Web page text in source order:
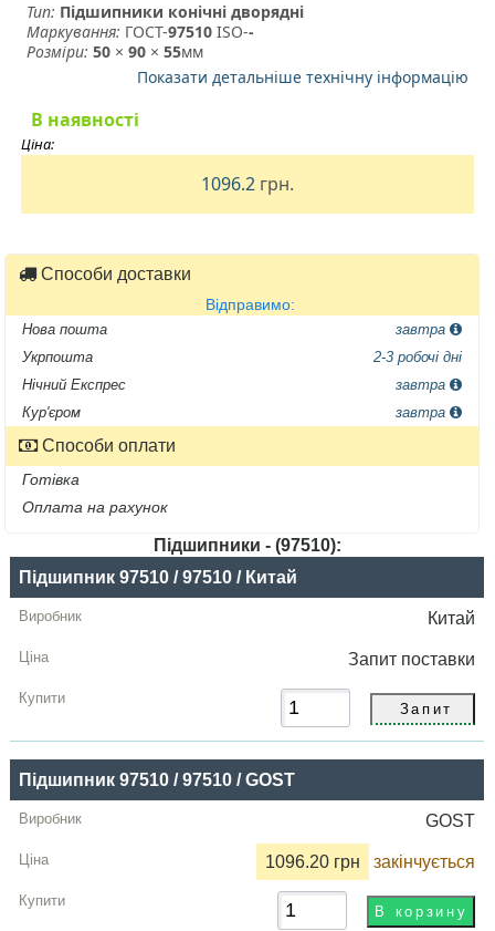
Тип: Підшипники конічні дворядні
Маркування: ГОСТ-97510 ­ ISO--
Розміри: 50 ×90 ×55мм
Показати детальніше технічну інформацію
В наявності
Ціна:
1096.2 грн.
Способи доставки
Відправимо:
Нова пошта
завтра
Укрпошта
2-3 робочі дні
Нічний Експрес
завтра
Кур'єром
завтра
Способи оплати
Готівка
Оплата на рахунок
Підшипники - (97510):
Назва
Виробник
Радіальний
грн
Купити
Підшипник 97510 / 97510 / Китай
Китай
Запит поставки
Підшипник 97510 / 97510 / GOST
GOST
1096.20 грн закінчується